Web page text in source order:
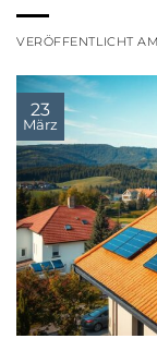
VERÖFFENTLICHT
23
März